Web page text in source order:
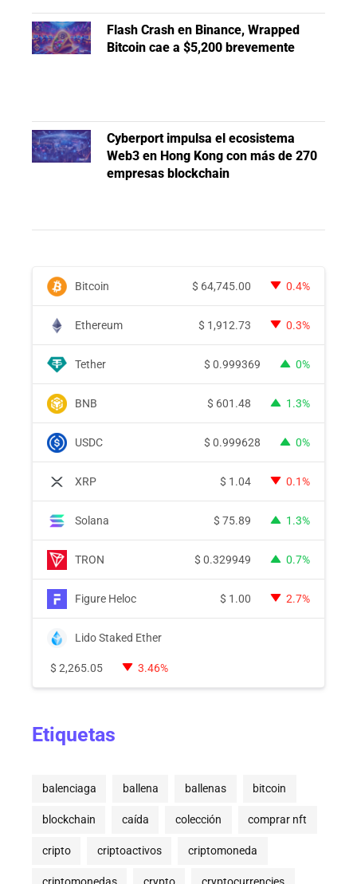
Flash Crash en Binance, Wrapped
Bitcoin cae a $5,200 brevemente
Cyberport impulsa el ecosistema
Web3 en Hong Kong con más de 270
empresas blockchain
Bitcoin $ 64,745.00 0.4%
Ethereum $ 1,912.73 0.3%
Tether $ 0.999369 0%
BNB $ 601.48 1.3%
USDC $ 0.999628 0%
XRP $ 1.04 0.1%
Solana $ 75.89 1.3%
TRON $ 0.329949 0.7%
Figure Heloc $ 1.00 2.7%
Lido Staked Ether
$ 2,265.05 3.46%
Etiquetas
balenciaga ballena ballenas bitcoin
blockchain caída colección comprar nft
cripto criptoactivos criptomoneda